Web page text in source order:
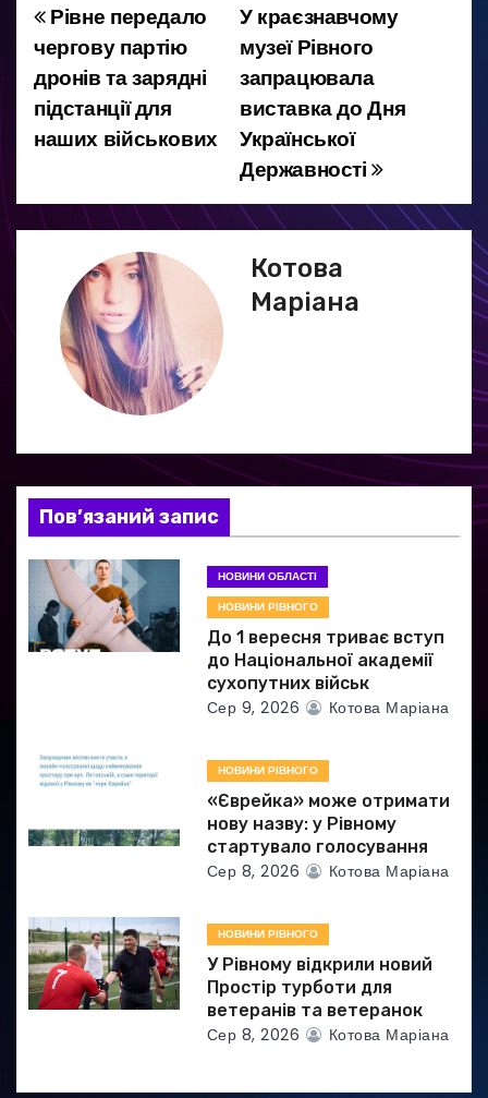
Н
а
в
г
а
п
и
с
і
У краєзнавчому
музеї Рівного
запрацювала
виставка до Дня
Української
Державності
Рівне передало
чергову партію
дронів та зарядні
підстанції для
наших військових
Котова
Маріана
Пов’язаний запис
НОВИНИ ОБЛАСТІ
НОВИНИ РІВНОГО
До 1 вересня триває вступ
до Національної академії
сухопутних військ
Сер 9, 2026 Котова Маріана
НОВИНИ РІВНОГО
«Єврейка» може отримати
нову назву: у Рівному
стартувало голосування
Сер 8, 2026 Котова Маріана
НОВИНИ РІВНОГО
У Рівному відкрили новий
Простір турботи для
ветеранів та ветеранок
Сер 8, 2026 Котова Маріана